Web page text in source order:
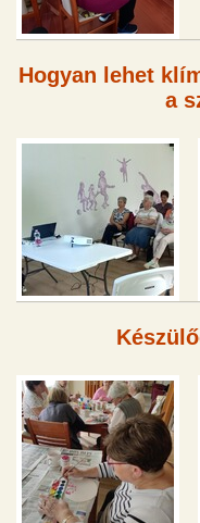
Hogyan lehet
a